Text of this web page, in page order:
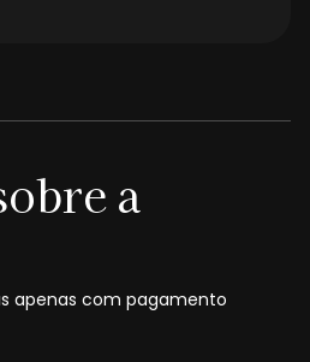
a
apenas com pagamento